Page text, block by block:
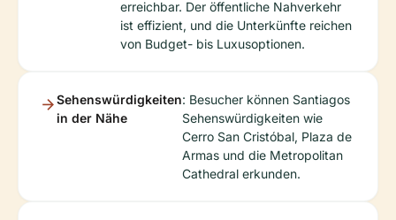
erreichbar. Der öffentliche Nahverkehr
ist effizient, und die Unterkünfte reichen
von Budget- bis Luxusoptionen.
Sehenswürdigkeiten
in der Nähe
: Besucher können Santiagos
Sehenswürdigkeiten wie
Cerro San Cristóbal, Plaza de
Armas und die Metropolitan
Cathedral erkunden.